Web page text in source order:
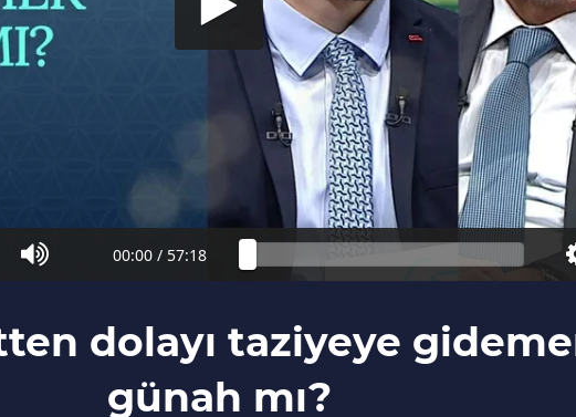
00:00 / 57:18
dolayı taziyeye
günah mı?